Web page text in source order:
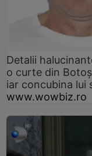
Detalii
o curte din
iar concubina lui
www.wowbiz.ro